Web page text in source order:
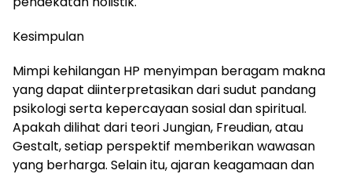
Kesimpulan
Mimpi kehilangan HP menyimpan beragam makna
yang dapat diinterpretasikan dari sudut pandang
psikologi serta kepercayaan sosial dan spiritual.
Apakah dilihat dari teori Jungian, Freudian, atau
Gestalt, setiap perspektif memberikan wawasan
yang berharga. Selain itu, ajaran keagamaan dan